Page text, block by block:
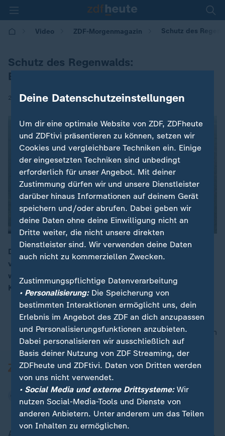
Video ZDF-Morgenmagazin Schutz des
Schutz des Regenwalds:
Entwaldungsverordnung
26.11.2025 | 05:30
Die Verordnung könnte im EU-Parlament erneut
verschoben werden. Konservativ-rechte Parteien
wollen die Wirtschaft vor zu viel Bürokratie schützen,
Kritik kommt von Klimaschützern.
nach oben
Deine Datenschutzeinstellungen
Um dir eine optimale Website von ZDF, ZDFheute
und ZDFtivi präsentieren zu können, setzen wir
Cookies und vergleichbare Techniken ein. Einige
der eingesetzten Techniken sind unbedingt
erforderlich für unser Angebot. Mit deiner
Zustimmung dürfen wir und unsere Dienstleister
darüber hinaus Informationen auf deinem Gerät
speichern und/oder abrufen. Dabei geben wir
deine Daten ohne deine Einwilligung nicht an
Dritte weiter, die nicht unsere direkten
Dienstleister sind. Wir verwenden deine Daten
auch nicht zu kommerziellen Zwecken.
Zustimmungspflichtige Datenverarbeitung
• Personalisierung:Die Speicherung von
bestimmten Interaktionen ermöglicht uns, dein
Erlebnis im Angebot des ZDF an dich anzupassen
und Personalisierungsfunktionen anzubieten.
Dabei personalisieren wir ausschließlich auf
Basis deiner Nutzung von ZDF Streaming, der
ZDFheute und ZDFtivi. Daten von Dritten werden
von uns nicht verwendet.
• Social Media und externe Drittsysteme:Wir
nutzen Social-Media-Tools und Dienste von
anderen Anbietern. Unter anderem um das Teilen
von Inhalten zu ermöglichen.